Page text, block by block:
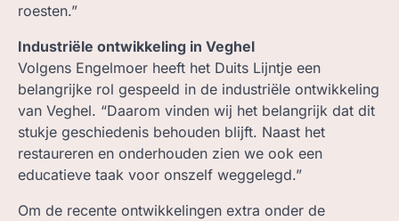
roesten.”
Industriële ontwikkeling in Veghel
Volgens Engelmoer heeft het Duits Lijntje een
belangrijke rol gespeeld in de industriële ontwikkeling
van Veghel. “Daarom vinden wij het belangrijk dat dit
stukje geschiedenis behouden blijft. Naast het
restaureren en onderhouden zien we ook een
educatieve taak voor onszelf weggelegd.”
Om de recente ontwikkelingen extra onder de